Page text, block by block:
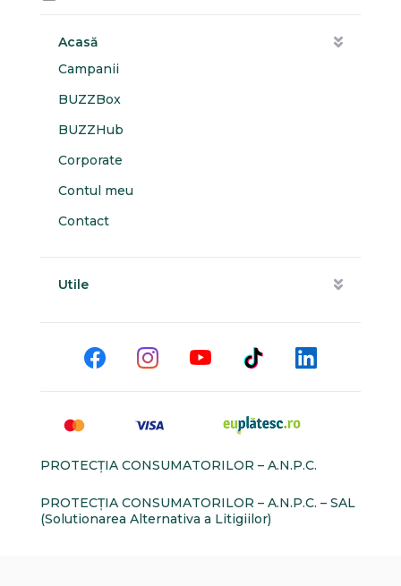
Acasă
Campanii
BUZZBox
BUZZHub
Corporate
Contul meu
Contact
Utile
PROTECŢIA CONSUMATORILOR – A.N.P.C.
PROTECŢIA CONSUMATORILOR – A.N.P.C. – SAL
(Solutionarea Alternativa a Litigiilor)